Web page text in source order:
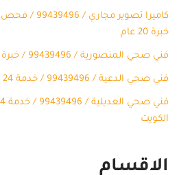
كاميرا تصوير
خبرة 20 عام
فني صحي المنصورية / 99439496 / خبرة 15 عاما بين يديك 24 ساعة
فني صحي الدعية / 99439496 / خدمة 24 ساعة أسرع مما تتخيل
الكويت
الاقسام